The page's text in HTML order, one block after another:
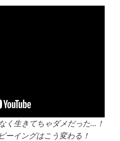
く生きてちゃダメだった...！
ーイングはこう変わる！